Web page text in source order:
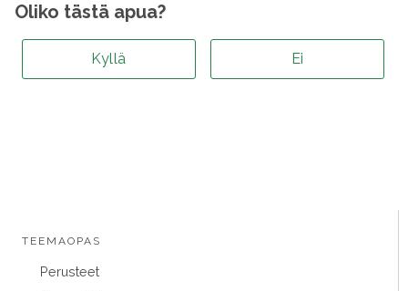
TEEMAOPAS
Perusteet
Oliko tästä apua?
Kyllä Ei